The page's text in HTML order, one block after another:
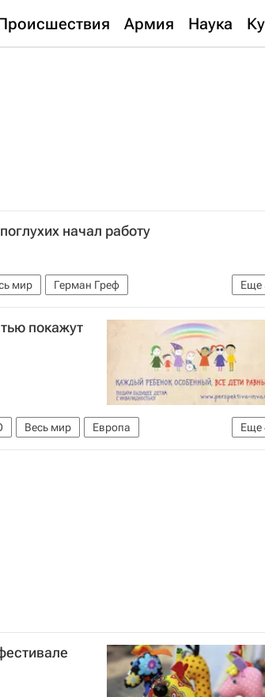
Армия Наука
начал работу
Еще
мир
Герман Греф
Здоровье
покажут
Еще
Весь мир
Европа
Россия